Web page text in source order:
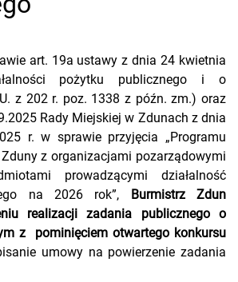
art. 19a ustawy z dnia 24 kwietnia
pożytku publicznego i o
z 202 r. poz. 1338 z późn. zm.) oraz
Rady Miejskiej w Zdunach z dnia
r. w sprawie przyjęcia „Programu
z organizacjami pozarządowymi
prowadzącymi działalność
na 2026 rok”, Burmistrz Zdun
realizacji zadania publicznego o
z pominięciem otwartego konkursu
umowy na powierzenie zadania